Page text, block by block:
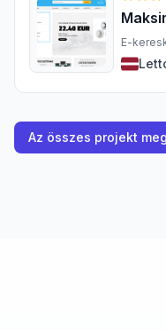
E-
Az összes projekt